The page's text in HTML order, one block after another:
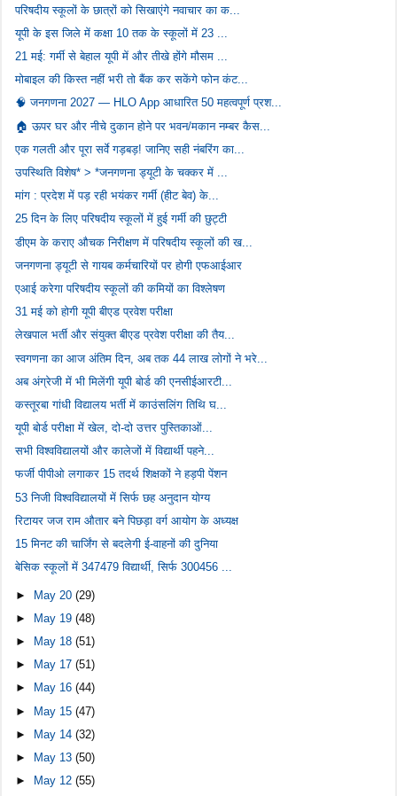
परिषदीय स्कूलों के छात्रों को सिखाएंगे नवाचार का क...
यूपी के इस जिले में कक्षा 10 तक के स्कूलों में 23 ...
21 मई: गर्मी से बेहाल यूपी में और तीखे होंगे मौसम ...
मोबाइल की किस्त नहीं भरी तो बैंक कर सकेंगे फोन कंट...
🧠 जनगणना 2027 — HLO App आधारित 50 महत्वपूर्ण प्रश...
🏠 ऊपर घर और नीचे दुकान होने पर भवन/मकान नम्बर कैस...
एक गलती और पूरा सर्वे गड़बड़! जानिए सही नंबरिंग का...
उपस्थिति विशेष* > *जनगणना ड्यूटी के चक्कर में ...
मांग : प्रदेश में पड़ रही भयंकर गर्मी (हीट बेव) के...
25 दिन के लिए परिषदीय स्कूलों में हुई गर्मी की छुट्टी
डीएम के कराए औचक निरीक्षण में परिषदीय स्कूलों की ख...
जनगणना ड्यूटी से गायब कर्मचारियों पर होगी एफआईआर
एआई करेगा परिषदीय स्कूलों की कमियों का विश्लेषण
31 मई को होगी यूपी बीएड प्रवेश परीक्षा
लेखपाल भर्ती और संयुक्त बीएड प्रवेश परीक्षा की तैय...
स्वगणना का आज अंतिम दिन, अब तक 44 लाख लोगों ने भरे...
अब अंग्रेजी में भी मिलेंगी यूपी बोर्ड की एनसीईआरटी...
कस्तूरबा गांधी विद्यालय भर्ती में काउंसलिंग तिथि घ...
यूपी बोर्ड परीक्षा में खेल, दो-दो उत्तर पुस्तिकाओं...
सभी विश्वविद्यालयों और कालेजों में विद्यार्थी पहने...
फर्जी पीपीओ लगाकर 15 तदर्थ शिक्षकों ने हड़पी पेंशन
53 निजी विश्वविद्यालयों में सिर्फ छह अनुदान योग्य
रिटायर जज राम औतार बने पिछड़ा वर्ग आयोग के अध्यक्ष
15 मिनट की चार्जिंग से बदलेगी ई-वाहनों की दुनिया
बेसिक स्कूलों में 347479 विद्यार्थी, सिर्फ 300456 ...
► May 20(29)
►
May 19(48)
►
May 18(51)
►
May 17(51)
►
May 16(44)
► May 15(47)
► May 14(32)
►
May 13(50)
►
May 12(55)